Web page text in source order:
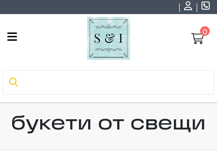
0
букети от свещи